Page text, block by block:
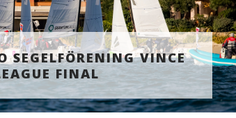
SEGELFÖRENING VINCE
FINAL